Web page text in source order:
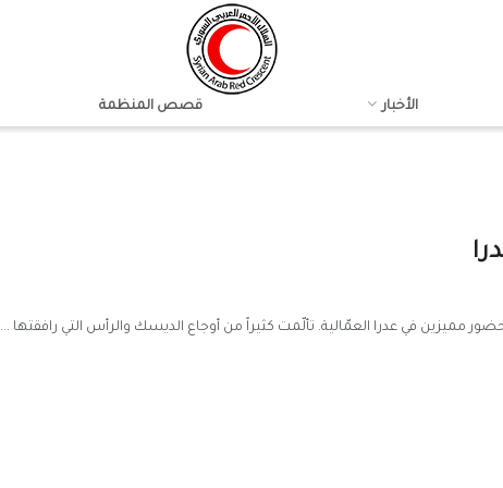
الأخبار قصص المنظمة
مميزين في عدرا العمّالية. تألّمت كثيراً من أوجاع الديسك والرأس التي رافقتها ...